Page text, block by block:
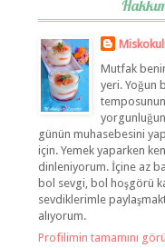
Mutfak
yeri. Yoğun
günün muhasebesini
için. Yemek yaparken
dinleniyorum. İçine az
bol sevgi, bol hoşgörü
sevdiklerimle
alıyorum.
Profilimin tamamını